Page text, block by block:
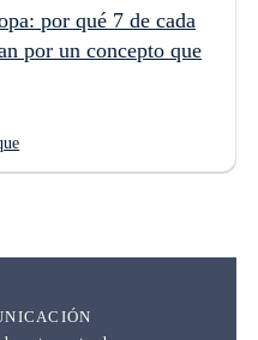
por qué 7 de cada
por un concepto que